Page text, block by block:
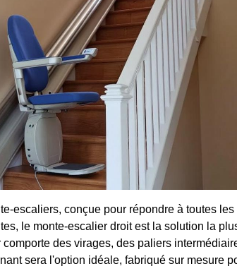
escaliers, conçue pour répondre à toutes
le monte-escalier droit est la solution la
des virages, des paliers
sera l'option idéale, fabriqué sur mesure